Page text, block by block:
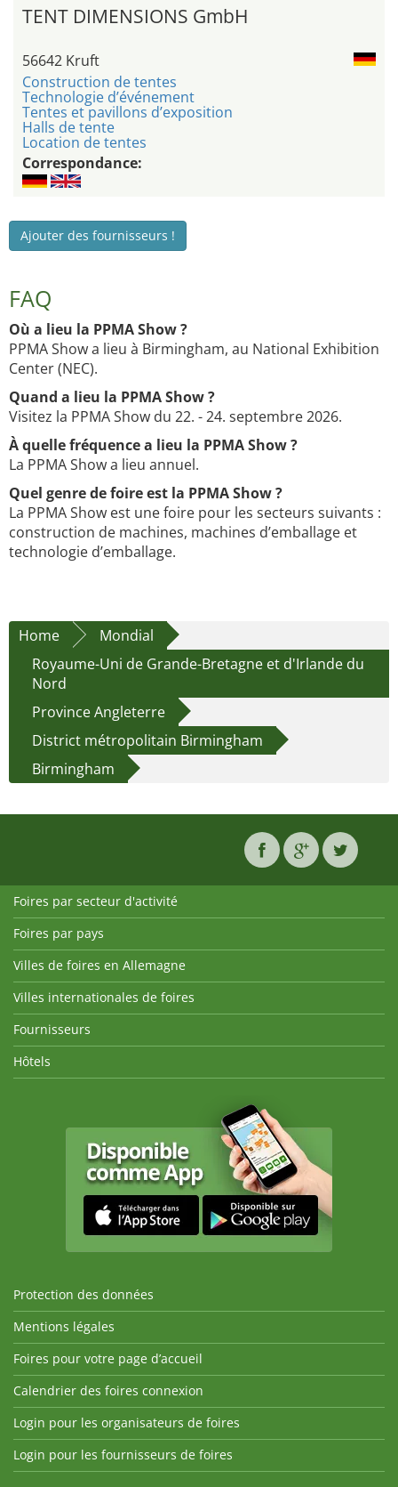
TENT DIMENSIONS GmbH
56642 Kruft
Construction de tentes
Technologie d’événement
Tentes et pavillons d’exposition
Halls de tente
Location de tentes
Correspondance:
Ajouter des fournisseurs !
FAQ
Où a lieu la PPMA Show ?
PPMA Show a lieu à Birmingham, au National Exhibition
Center (NEC).
Quand a lieu la PPMA Show ?
Visitez la PPMA Show du 22. - 24. septembre 2026.
À quelle fréquence a lieu la PPMA Show ?
La PPMA Show a lieu annuel.
Quel genre de foire est la PPMA Show ?
La PPMA Show est une foire pour les secteurs suivants :
construction de machines, machines d’emballage et
technologie d’emballage.
Home
Mondial
Royaume-Uni de Grande-Bretagne et d'Irlande du
Nord
Province Angleterre
District métropolitain Birmingham
Birmingham
Foires par secteur d'activité
Foires par pays
Villes de foires en Allemagne
Villes internationales de foires
Fournisseurs
Hôtels
Protection des données
Mentions légales
Foires pour votre page d’accueil
Calendrier des foires connexion
Login pour les organisateurs de foires
Login pour les fournisseurs de foires